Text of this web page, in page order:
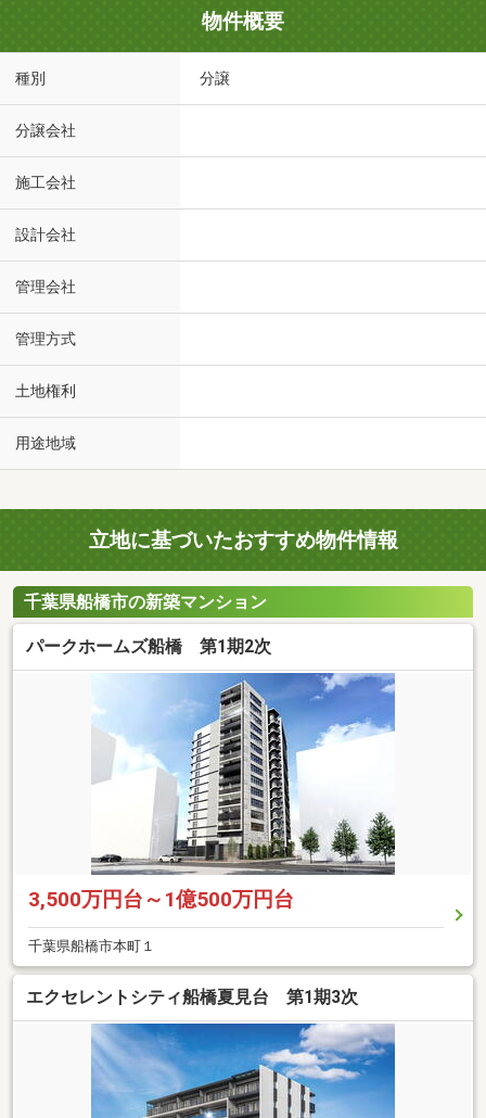
物件概要
種別 分譲
分譲会社
施工会社
設計会社
管理会社
管理方式
土地権利
用途地域
立地に基づいたおすすめ物件情報
千葉県船橋市の新築マンション
パークホームズ船橋 第1期2次
3,500万円台～1億500万円台
千葉県船橋市本町１
エクセレントシティ船橋夏見台 第1期3次